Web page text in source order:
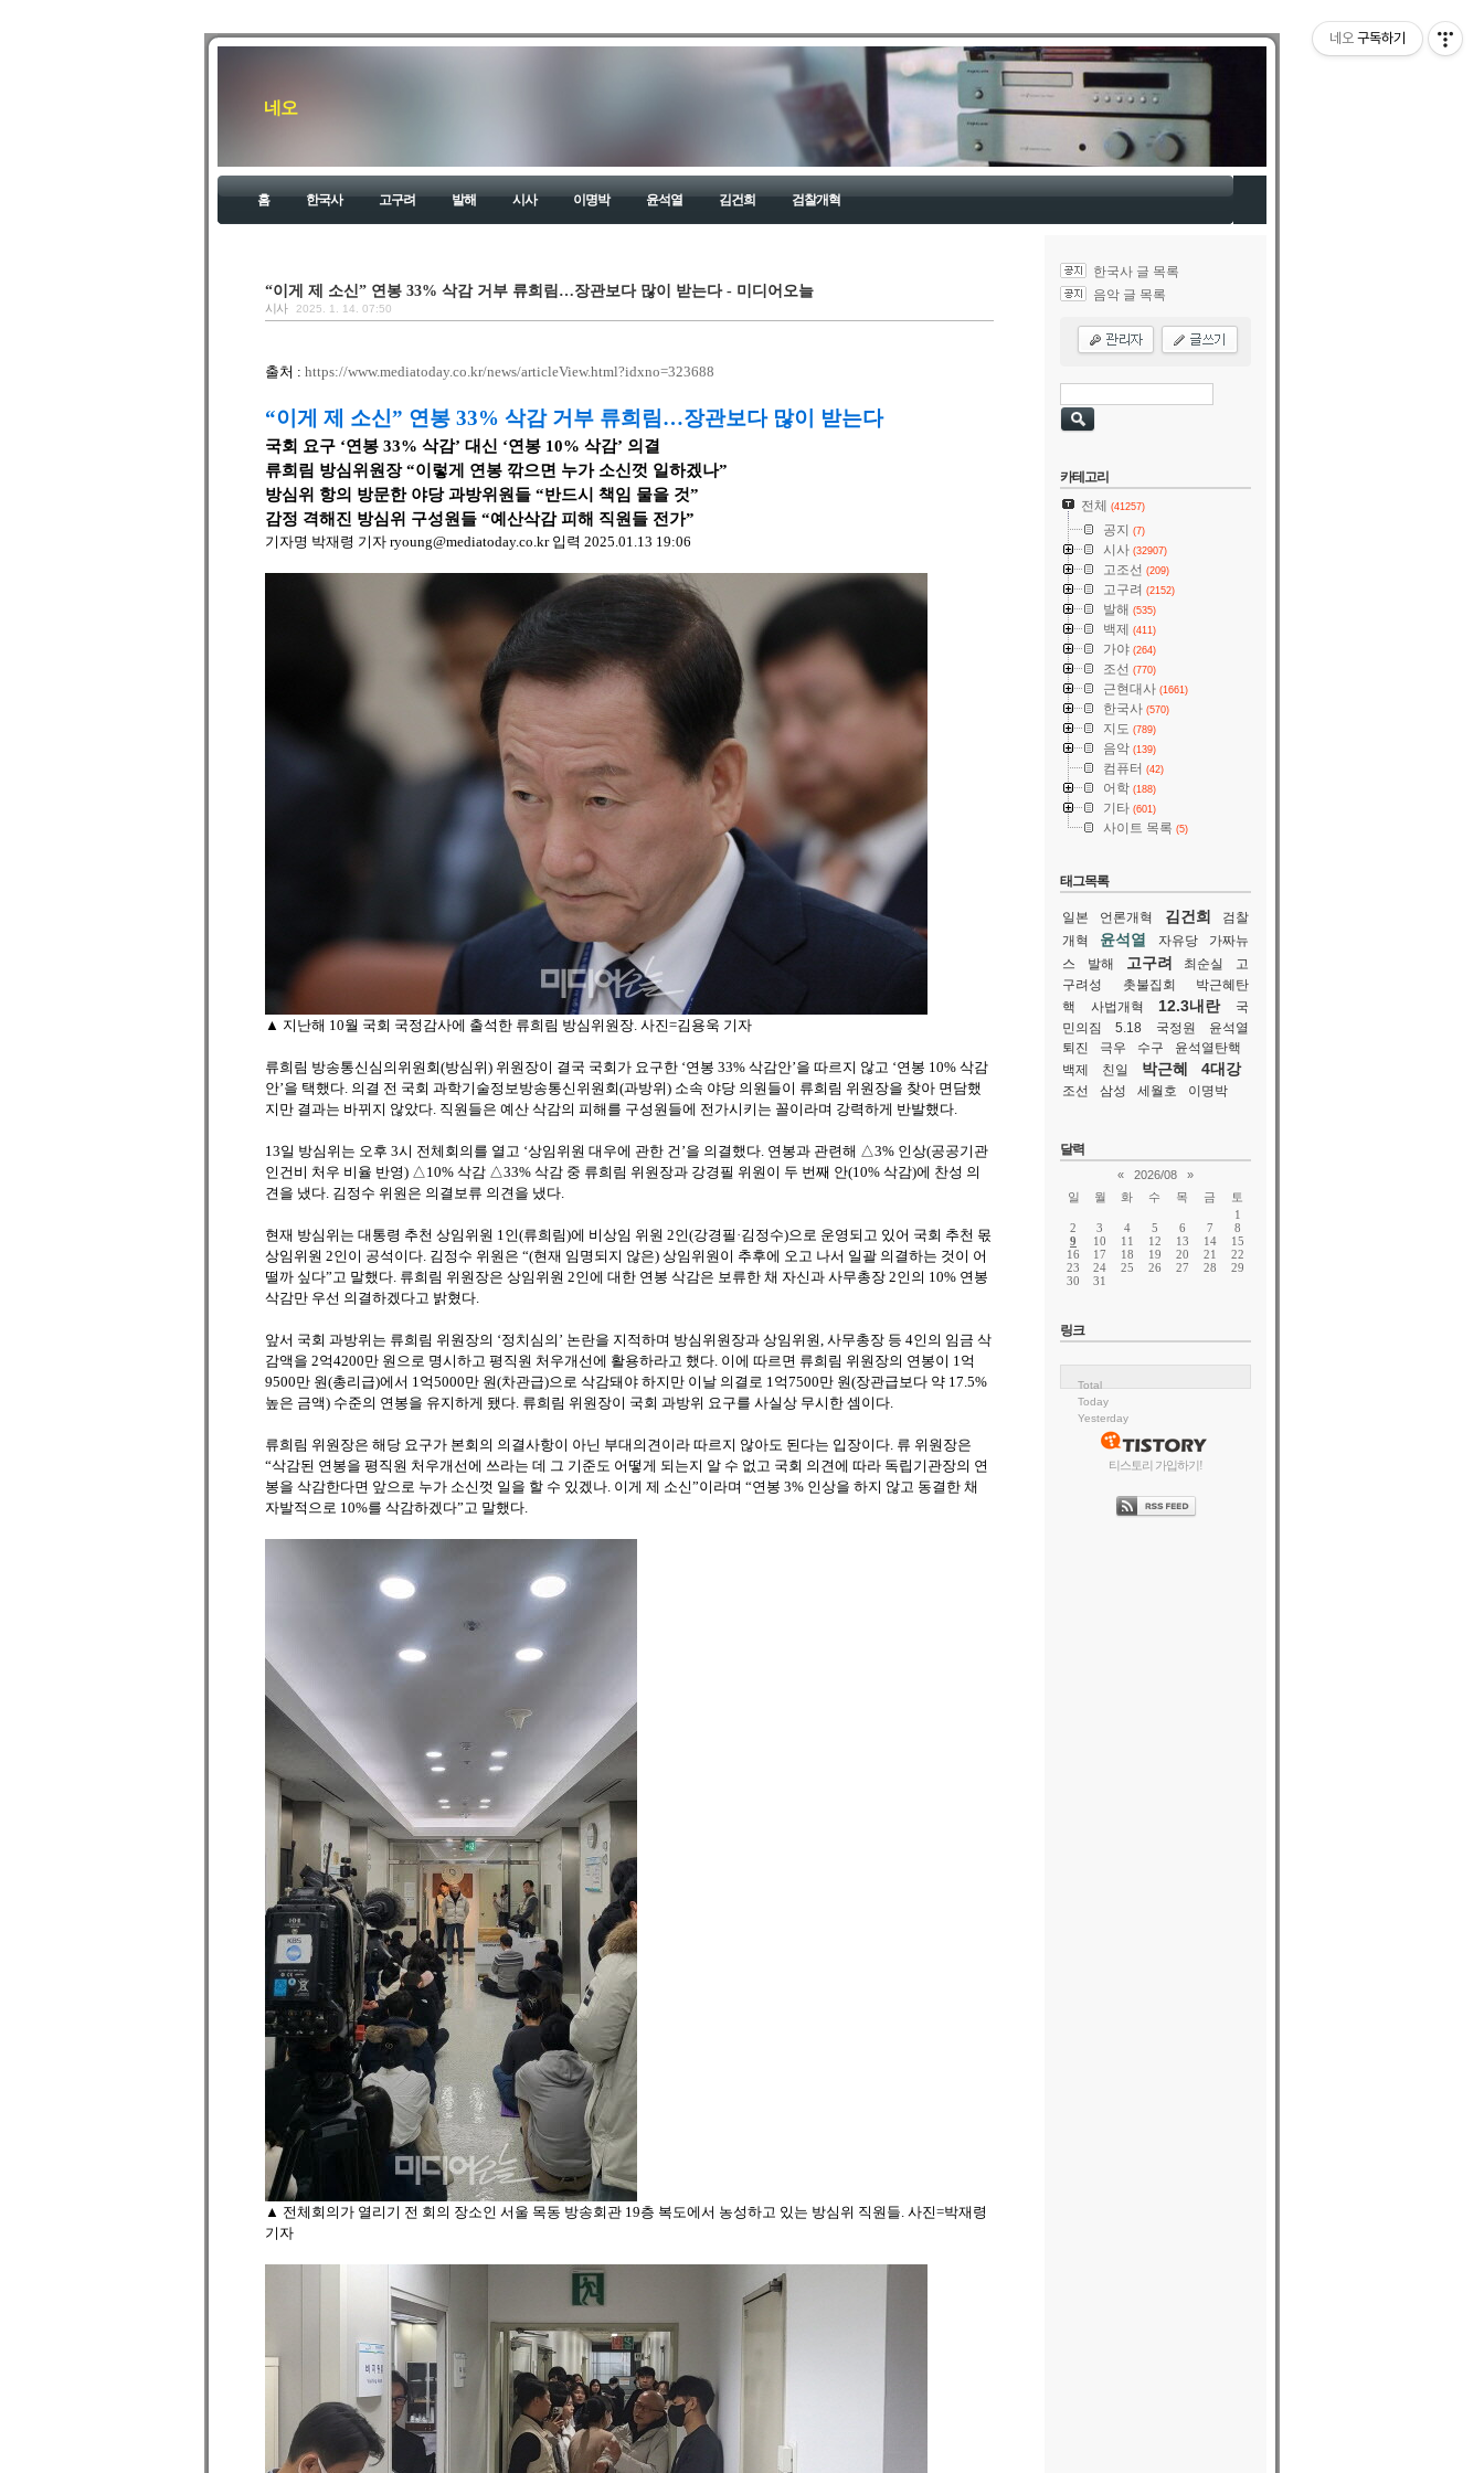
네오
홈 한국사 고구려 발해 시사 이명박 윤석열 김건희 검찰개혁
“이게 제 소신” 연봉 33% 삭감 거부 류희림…장관보다 많이 받는다 - 미디어오늘
시사 2025. 1. 14. 07:50
출처 : https://www.mediatoday.co.kr/news/articleView.html?idxno=323688
“이게 제 소신” 연봉 33% 삭감 거부 류희림…장관보다 많이 받는다
국회 요구 ‘연봉 33% 삭감’ 대신 ‘연봉 10% 삭감’ 의결
류희림 방심위원장 “이렇게 연봉 깎으면 누가 소신껏 일하겠나”
방심위 항의 방문한 야당 과방위원들 “반드시 책임 물을 것”
감정 격해진 방심위 구성원들 “예산삭감 피해 직원들 전가”
기자명 박재령 기자 ryoung@mediatoday.co.kr 입력 2025.01.13 19:06
▲ 지난해 10월 국회 국정감사에 출석한 류희림 방심위원장. 사진=김용욱 기자
류희림 방송통신심의위원회(방심위) 위원장이 결국 국회가 요구한 ‘연봉 33% 삭감안’을 따르지 않고 ‘연봉 10% 삭감
안’을 택했다. 의결 전 국회 과학기술정보방송통신위원회(과방위) 소속 야당 의원들이 류희림 위원장을 찾아 면담했
지만 결과는 바뀌지 않았다. 직원들은 예산 삭감의 피해를 구성원들에 전가시키는 꼴이라며 강력하게 반발했다.
13일 방심위는 오후 3시 전체회의를 열고 ‘상임위원 대우에 관한 건’을 의결했다. 연봉과 관련해 △3% 인상(공공기관
인건비 처우 비율 반영) △10% 삭감 △33% 삭감 중 류희림 위원장과 강경필 위원이 두 번째 안(10% 삭감)에 찬성 의
견을 냈다. 김정수 위원은 의결보류 의견을 냈다.
현재 방심위는 대통령 추천 상임위원 1인(류희림)에 비상임 위원 2인(강경필·김정수)으로 운영되고 있어 국회 추천 몫
상임위원 2인이 공석이다. 김정수 위원은 “(현재 임명되지 않은) 상임위원이 추후에 오고 나서 일괄 의결하는 것이 어
떨까 싶다”고 말했다. 류희림 위원장은 상임위원 2인에 대한 연봉 삭감은 보류한 채 자신과 사무총장 2인의 10% 연봉
삭감만 우선 의결하겠다고 밝혔다.
앞서 국회 과방위는 류희림 위원장의 ‘정치심의’ 논란을 지적하며 방심위원장과 상임위원, 사무총장 등 4인의 임금 삭
감액을 2억4200만 원으로 명시하고 평직원 처우개선에 활용하라고 했다. 이에 따르면 류희림 위원장의 연봉이 1억
9500만 원(총리급)에서 1억5000만 원(차관급)으로 삭감돼야 하지만 이날 의결로 1억7500만 원(장관급보다 약 17.5%
높은 금액) 수준의 연봉을 유지하게 됐다. 류희림 위원장이 국회 과방위 요구를 사실상 무시한 셈이다.
류희림 위원장은 해당 요구가 본회의 의결사항이 아닌 부대의견이라 따르지 않아도 된다는 입장이다. 류 위원장은
“삭감된 연봉을 평직원 처우개선에 쓰라는 데 그 기준도 어떻게 되는지 알 수 없고 국회 의견에 따라 독립기관장의 연
봉을 삭감한다면 앞으로 누가 소신껏 일을 할 수 있겠나. 이게 제 소신”이라며 “연봉 3% 인상을 하지 않고 동결한 채
자발적으로 10%를 삭감하겠다”고 말했다.
▲ 전체회의가 열리기 전 회의 장소인 서울 목동 방송회관 19층 복도에서 농성하고 있는 방심위 직원들. 사진=박재령
기자
한국사 글 목록
음악 글 목록
카테고리
전체
(41257)
공지 (7)
시사 (32907)
고조선 (209)
고구려 (2152)
발해 (535)
백제 (411)
가야 (264)
조선 (770)
근현대사 (1661)
한국사 (570)
지도 (789)
음악 (139)
컴퓨터 (42)
어학 (188)
기타 (601)
사이트 목록 (5)
태그목록
일본 언론개혁 김건희
검찰
개혁
윤석열 자유당
가짜뉴
스
발해 고구려 최순실
고
구려성
촛불집회
박근혜탄
핵
사법개혁 12.3내란
국
민의짐
5.18 국정원
윤석열
퇴진
극우 수구
윤석열탄핵
백제
친일 박근혜 4대강
조선 삼성 세월호 이명박
달력
« 2026/08
»
일
월 화 수 목 금
토
1
2
3 4 5 6 7
8
9
10 11 12 13 14
15
16
17 18 19 20 21
22
23
24 25 26 27 28
29
30
31
링크
Total
Today
Yesterday
티스토리 가입하기!
네오 구독하기